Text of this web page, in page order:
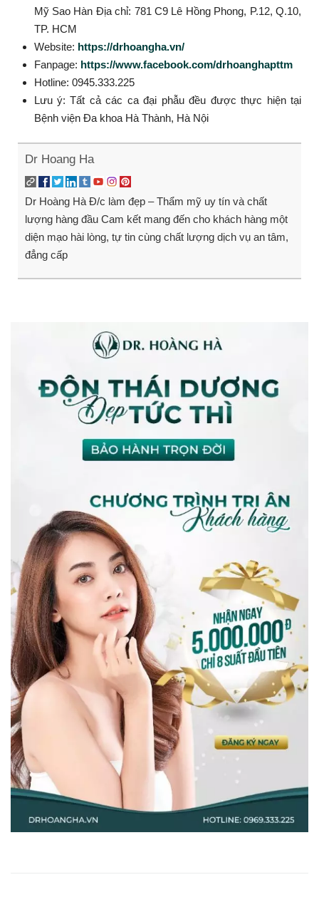
Mỹ Sao Hàn Địa chỉ: 781 C9 Lê Hồng Phong, P.12, Q.10,
TP. HCM
Website: https://drhoangha.vn/
Fanpage: https://www.facebook.com/drhoanghapttm
Hotline: 0945.333.225
Lưu ý: Tất cả các ca đại phẫu đều được thực hiện tại
Bệnh viện Đa khoa Hà Thành, Hà Nội
Dr Hoang Ha
Dr Hoàng Hà Đ/c làm đẹp – Thẩm mỹ uy tín và chất
lượng hàng đầu Cam kết mang đến cho khách hàng một
diện mạo hài lòng, tự tin cùng chất lượng dịch vụ an tâm,
đẳng cấp